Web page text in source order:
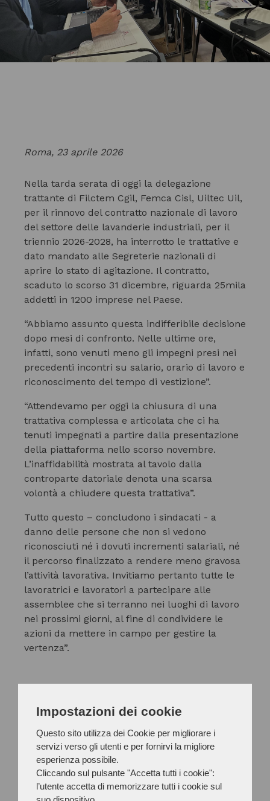
Impostazioni dei cookie
Questo sito utilizza dei Cookie per migliorare i
servizi verso gli utenti e per fornirvi la migliore
esperienza possibile.
Cliccando sul pulsante "Accetta tutti i cookie":
l’utente accetta di memorizzare tutti i cookie sul
Roma, 23 aprile 2026
Nella tarda serata di oggi la delegazione
trattante di Filctem Cgil, Femca Cisl, Uiltec Uil,
per il rinnovo del contratto nazionale di lavoro
del settore delle lavanderie industriali, per il
triennio 2026-2028, ha interrotto le trattative e
dato mandato alle Segreterie nazionali di
aprire lo stato di agitazione. Il contratto,
scaduto lo scorso 31 dicembre, riguarda 25mila
addetti in 1200 imprese nel Paese.
“Abbiamo assunto questa indifferibile decisione
dopo mesi di confronto. Nelle ultime ore,
infatti, sono venuti meno gli impegni presi nei
precedenti incontri su salario, orario di lavoro e
riconoscimento del tempo di vestizione”.
“Attendevamo per oggi la chiusura di una
trattativa complessa e articolata che ci ha
tenuti impegnati a partire dalla presentazione
della piattaforma nello scorso novembre.
L’inaffidabilità mostrata al tavolo dalla
controparte datoriale denota una scarsa
volontà a chiudere questa trattativa”.
Tutto questo – concludono i sindacati - a
danno delle persone che non si vedono
riconosciuti né i dovuti incrementi salariali, né
il percorso finalizzato a rendere meno gravosa
l’attività lavorativa. Invitiamo pertanto tutte le
lavoratrici e lavoratori a partecipare alle
assemblee che si terranno nei luoghi di lavoro
nei prossimi giorni, al fine di condividere le
azioni da mettere in campo per gestire la
vertenza”.
IL COMUNICATO STAMPA
Iscriviti agli aggiornamenti